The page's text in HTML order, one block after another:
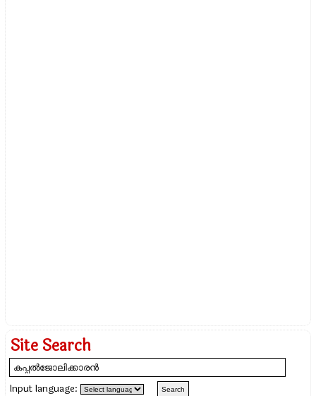
Site Search
Input language: